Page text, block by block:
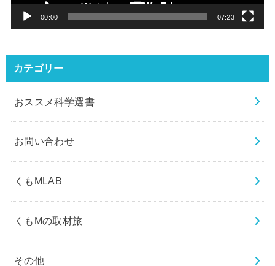
00:00 07:23
カテゴリー
おススメ科学選書
お問い合わせ
くもMLAB
くもMの取材旅
その他